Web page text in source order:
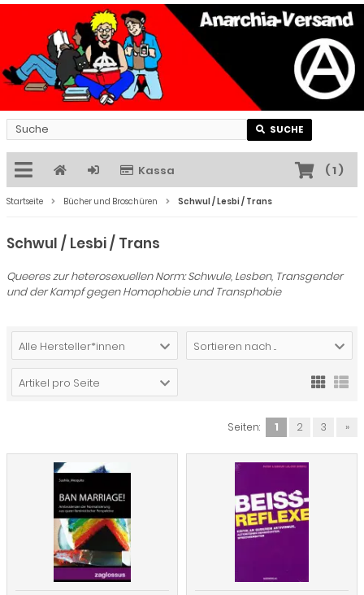
SUCHE
Kassa (1)
Startseite Bücher und Broschüren Schwul / Lesbi / Trans
Schwul / Lesbi / Trans
Queeres zur heterosexuellen Norm: Schwule, Lesben, Transgender
und der Kampf gegen Homophobie und Transphobie
Alle Hersteller*innen Sortieren nach ...
Artikel pro Seite
Seiten: 1 2 3 »